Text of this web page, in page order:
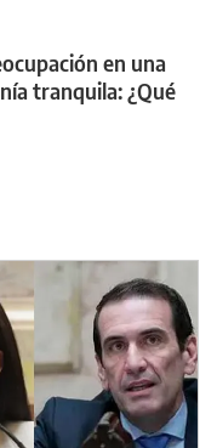
en una
tranquila: ¿Qué